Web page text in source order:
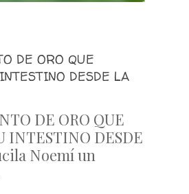
DE ORO QUE
DESDE LA
DE ORO QUE
INTESTINO DESDE
Noemí un